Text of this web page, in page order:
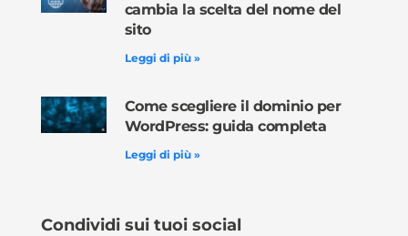
cambia la scelta del nome del
sito
Leggi di più »
Come scegliere il dominio per
WordPress: guida completa
Leggi di più »
Condividi sui tuoi social